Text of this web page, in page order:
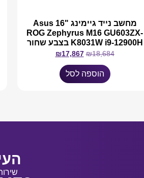
מחשב נייד גיימינג "16 Asus
ROG Zephyrus M16 GU603ZX-
K8031W i9-12900H בצבע שחור
₪18,684
₪17,867
הוספה לסל